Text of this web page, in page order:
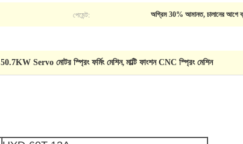
পেমেন্ট: অগ্রিম 30% আমানত, চালানের আগে
50.7KW Servo মোটর স্প্রিং ফর্মিং মেশিন, মাল্টি ফাংশন CNC স্প্রিং মেশিন